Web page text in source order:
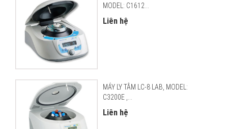
MODEL: C1612...
Liên hệ
MÁY LY TÂM LC-8 LAB, MODEL:
C3200E ,...
Liên hệ